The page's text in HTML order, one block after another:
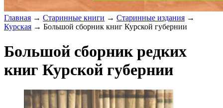
Главная → Старинные книги → Старинные издания →
Курская → Большой сборник книг Курской губернии
Большой сборник редких
книг Курской губернии